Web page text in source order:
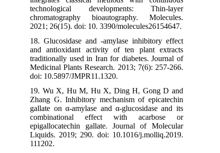
technological developments: Thin-layer
chromatography bioautography. Molecules.
2021; 26(15). doi: 10. 3390/molecules26154647.
18. Glucosidase and -amylase inhibitory effect
and antioxidant activity of ten plant extracts
traditionally used in Iran for diabetes. Journal of
Medicinal Plants Research. 2013; 7(6): 257-266.
doi: 10.5897/JMPR11.1320.
19. Wu X, Hu M, Hu X, Ding H, Gong D and
Zhang G. Inhibitory mechanism of epicatechin
gallate on α-amylase and α-glucosidase and its
combinational effect with acarbose or
epigallocatechin gallate. Journal of Molecular
Liquids. 2019; 290. doi: 10.1016/j.molliq.2019.
111202.